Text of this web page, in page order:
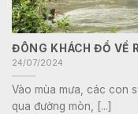
ĐÔNG KHÁCH ĐỔ VỀ
24/07/2024
Vào mùa mưa, các con
qua đường mòn, [...]